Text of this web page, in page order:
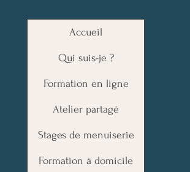
Accueil
Qui suis-je ?
Formation en ligne
Atelier partagé
Stages de menuiserie
Formation à domicile